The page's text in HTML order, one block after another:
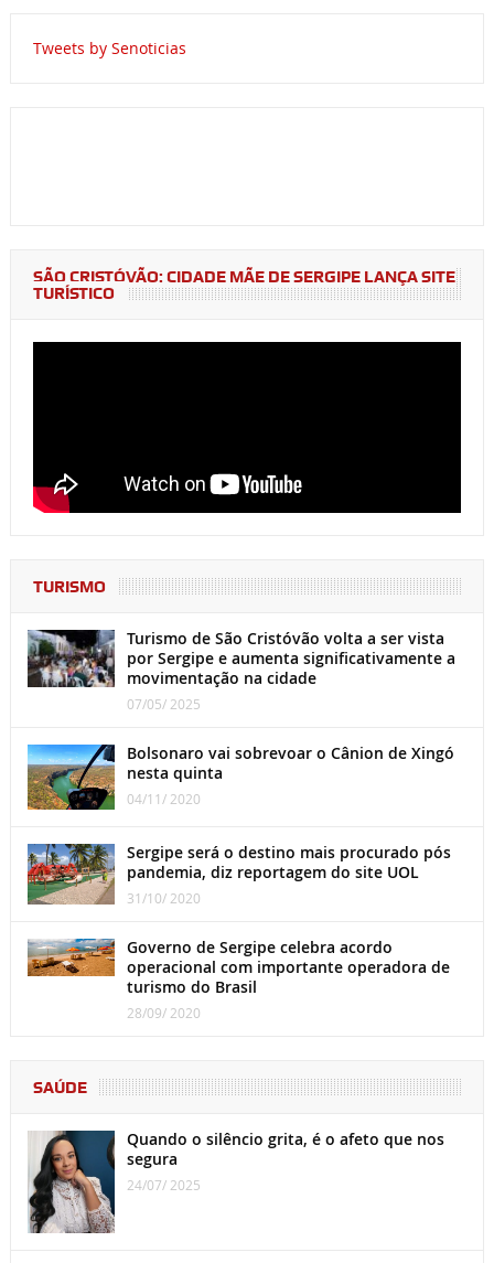
Tweets by Senoticias
SÃO CRISTÓVÃO: CIDADE MÃE DE SERGIPE LANÇA SITE
TURÍSTICO
TURISMO
Turismo de São Cristóvão volta a ser vista
por Sergipe e aumenta significativamente a
movimentação na cidade
07/05/ 2025
Bolsonaro vai sobrevoar o Cânion de Xingó
nesta quinta
04/11/ 2020
Sergipe será o destino mais procurado pós
pandemia, diz reportagem do site UOL
31/10/ 2020
Governo de Sergipe celebra acordo
operacional com importante operadora de
turismo do Brasil
28/09/ 2020
SAÚDE
Quando o silêncio grita, é o afeto que nos
segura
24/07/ 2025